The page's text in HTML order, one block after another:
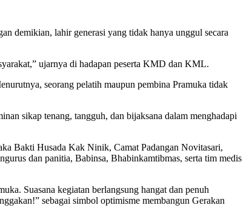
demikian, lahir generasi yang tidak hanya unggul secara
ujarnya di hadapan peserta KMD dan KML.
seorang pelatih maupun pembina Pramuka tidak
sikap tenang, tangguh, dan bijaksana dalam menghadapi
Bakti Husada Kak Ninik, Camat Padangan Novitasari,
dan panitia, Babinsa, Bhabinkamtibmas, serta tim medis
Suasana kegiatan berlangsung hangat dan penuh
sebagai simbol optimisme membangun Gerakan